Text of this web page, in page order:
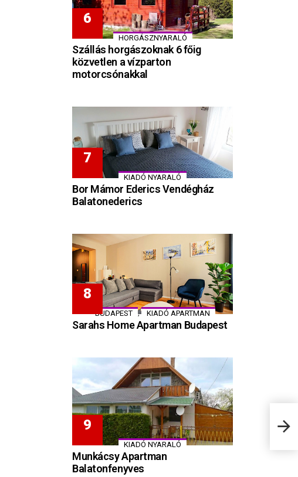
HORGÁSZNYARALÓ
Szállás horgászoknak 6 főig
közvetlen a vízparton
motorcsónakkal
KIADÓ NYARALÓ
Bor Mámor Ederics Vendégház
Balatonederics
BUDAPEST , KIADÓ APARTMAN
Sarahs Home Apartman Budapest
KIADÓ NYARALÓ
Munkácsy Apartman
Balatonfenyves